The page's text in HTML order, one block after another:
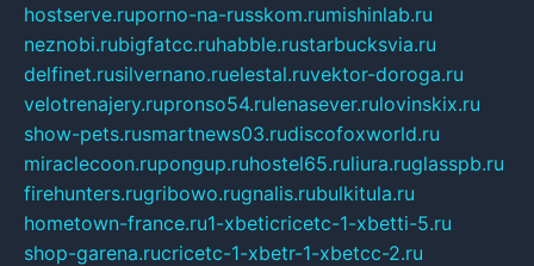
hostserve.ruporno-na-russkom.rumishinlab.ru
neznobi.rubigfatcc.ruhabble.rustarbucksvia.ru
delfinet.rusilvernano.ruelestal.ruvektor-doroga.ru
velotrenajery.rupronso54.rulenasever.rulovinskix.ru
show-pets.rusmartnews03.rudiscofoxworld.ru
miraclecoon.rupongup.ruhostel65.ruliura.ruglasspb.ru
firehunters.rugribowo.rugnalis.rubulkitula.ru
hometown-france.ru1-xbeticricetc-1-xbetti-5.ru
shop-garena.rucricetc-1-xbetr-1-xbetcc-2.ru